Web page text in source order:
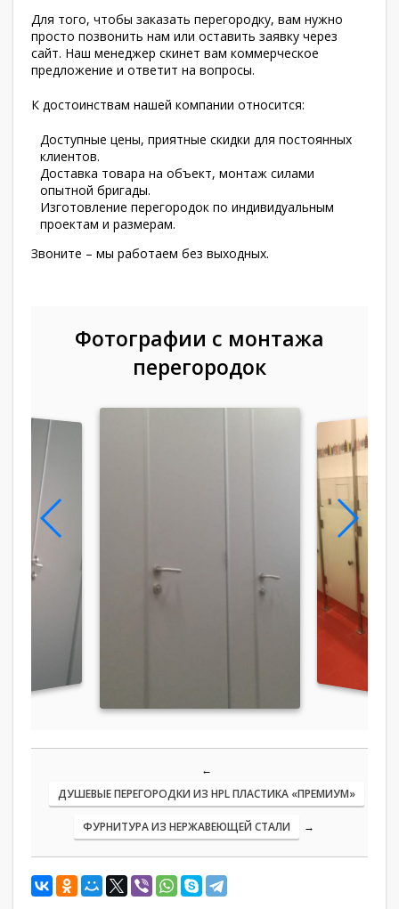
Для того, чтобы заказать перегородку, вам нужно
просто позвонить нам или оставить заявку через
сайт. Наш менеджер скинет вам коммерческое
предложение и ответит на вопросы.
К достоинствам нашей компании относится:
Доступные цены, приятные скидки для постоянных
клиентов.
Доставка товара на объект, монтаж силами
опытной бригады.
Изготовление перегородок по индивидуальным
проектам и размерам.
Звоните – мы работаем без выходных.
Фотографии с монтажа
перегородок
←
ДУШЕВЫЕ ПЕРЕГОРОДКИ ИЗ HPL ПЛАСТИКА «ПРЕМИУМ»
ФУРНИТУРА ИЗ НЕРЖАВЕЮЩЕЙ СТАЛИ →